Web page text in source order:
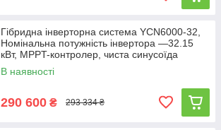
Гібридна інверторна система YCN6000-32,
Номінальна потужність інвертора —32.15
кВт, MPPT-контролер, чиста синусоїда
В наявності
290 600 ₴ 293 334 ₴